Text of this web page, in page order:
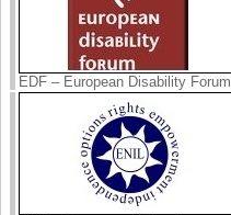
EDF – European Disability Forum